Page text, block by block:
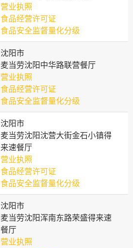
营业执照
食品经营许可证
食品安全监督量化分级
沈阳市
麦当劳沈阳中华路联营餐厅
营业执照
食品经营许可证
食品安全监督量化分级
沈阳市
麦当劳沈阳沈营大街金石小镇得
来速餐厅
营业执照
食品经营许可证
食品安全监督量化分级
沈阳市
麦当劳沈阳浑南东路荣盛得来速
餐厅
营业执照